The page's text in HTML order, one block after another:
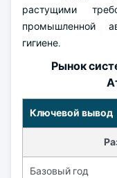
растущими
промышленной
гигиене.
Рынок
Ключевой вывод
Базовый год